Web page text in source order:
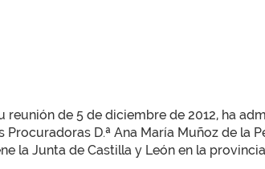
reunión de 5 de diciembre de 2012, ha
D.ª Ana María Muñoz de la
la Junta de Castilla y León en la